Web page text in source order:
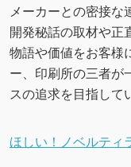
メーカーとの密接な
開発秘話の取材や正
物語や価値をお客様
ー、印刷所の三者が
スの追求を目指して
ほしい！ノベルティ